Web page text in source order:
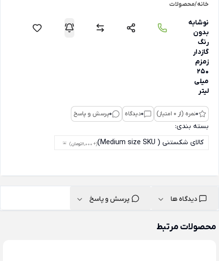
خانه/محصولات
نوشابه
بدون
رنگ
گازدار
زمزم
250
میلی
لیتر
0نمره (از 0 امتیاز) 0دیدگاه 0پرسش و پاسخ
بسته بندی:
کالای شکستنی ( Medium size SKU)
(+ 8,000 تومان)
دیدگاه ها پرسش و پاسخ
محصولات مرتبط